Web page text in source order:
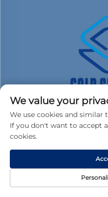
Enlaces
We value your
We use cookies and similar
If you don't want to accept
cookies.